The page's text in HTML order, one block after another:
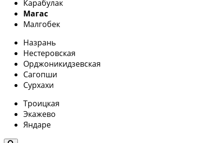
Карабулак
Магас
Малгобек
Назрань
Нестеровская
Орджоникидзевская
Сагопши
Сурхахи
Троицкая
Экажево
Яндаре